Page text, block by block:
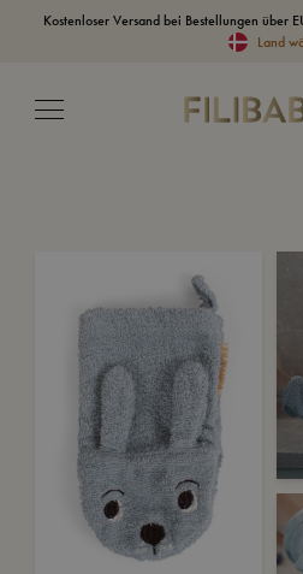
Kostenloser Versand bei Bestellungen über
Land